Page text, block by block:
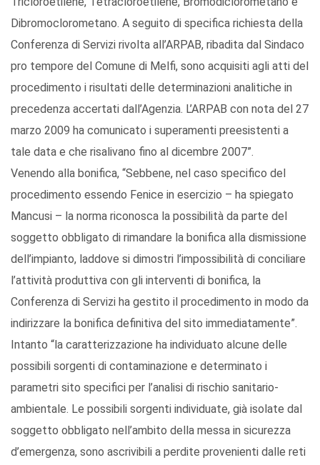
Dibromoclorometano. A seguito di specifica richiesta della
Conferenza di Servizi rivolta all’ARPAB, ribadita dal Sindaco
pro tempore del Comune di Melfi, sono acquisiti agli atti del
procedimento i risultati delle determinazioni analitiche in
precedenza accertati dall’Agenzia. L’ARPAB con nota del 27
marzo 2009 ha comunicato i superamenti preesistenti a
tale data e che risalivano fino al dicembre 2007”.
Venendo alla bonifica, “Sebbene, nel caso specifico del
procedimento essendo Fenice in esercizio – ha spiegato
Mancusi – la norma riconosca la possibilità da parte del
soggetto obbligato di rimandare la bonifica alla dismissione
dell’impianto, laddove si dimostri l’impossibilità di conciliare
l’attività produttiva con gli interventi di bonifica, la
Conferenza di Servizi ha gestito il procedimento in modo da
indirizzare la bonifica definitiva del sito immediatamente”.
Intanto “la caratterizzazione ha individuato alcune delle
possibili sorgenti di contaminazione e determinato i
parametri sito specifici per l’analisi di rischio sanitario-
ambientale. Le possibili sorgenti individuate, già isolate dal
soggetto obbligato nell’ambito della messa in sicurezza
d’emergenza, sono ascrivibili a perdite provenienti dalle reti